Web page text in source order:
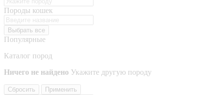
Породы кошек
Выбрать все
Популярные
Каталог пород
Ничего не найдено Укажите другую породу
Сбросить Применить